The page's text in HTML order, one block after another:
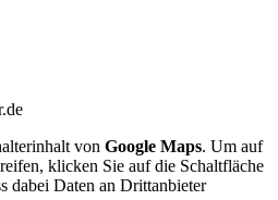
von Google Maps. Um auf
klicken Sie auf die Schaltfläche
dabei Daten an Drittanbieter